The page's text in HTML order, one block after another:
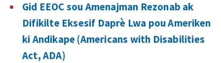
Gid EEOC sou Amenajman Rezonab ak
Difikilte Eksesif Daprè Lwa pou Ameriken
ki Andikape (Americans with Disabilities
Act, ADA)